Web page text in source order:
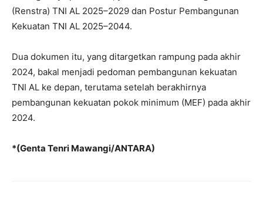
(Renstra) TNI AL 2025–2029 dan Postur Pembangunan
Kekuatan TNI AL 2025–2044.
Dua dokumen itu, yang ditargetkan rampung pada akhir
2024, bakal menjadi pedoman pembangunan kekuatan
TNI AL ke depan, terutama setelah berakhirnya
pembangunan kekuatan pokok minimum (MEF) pada akhir
2024.
*(Genta Tenri Mawangi/ANTARA)